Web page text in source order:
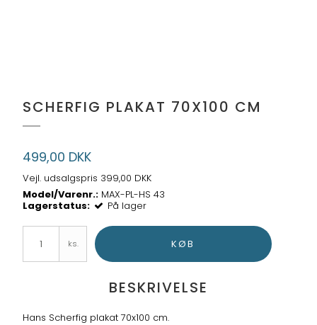
SCHERFIG PLAKAT 70X100 CM
499,00 DKK
Vejl. udsalgspris 399,00 DKK
Model/Varenr.: MAX-PL-HS 43
Lagerstatus:
På lager
ks. KØB
BESKRIVELSE
Hans Scherfig plakat 70x100 cm.